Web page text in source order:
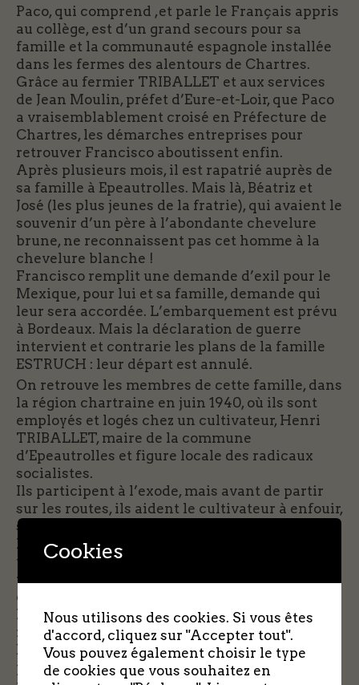
Paco, qui comprend ,et parle le Français appris
au collège, est d’un grand secours pour sa
famille et la communauté espagnole installée
dans les fermes des alentours de Chartres.
Grâce au fermier TRIBALLET et aux services
de Jean Moulin, préfet d’Eure-et-Loir, que Paco
a vraisemblablement croisé en Préfecture de
Chartres, les démarches entreprises pour
retrouver Francisco aboutissent enfin.
Après plusieurs mois, il est rapatrié auprès de
sa famille à Epeautrolles. Mais là, Béatriz et
José (les plus jeunes de la fratrie), qui avaient le
souvenir d’un père à l’abondante chevelure
brune, ne reconnaissent pas cet homme à la
chevelure blanche !
Francisco remplit une demande d’exil pour le
Mexique, pour lui et sa famille, demande qui
leur sera accordée. L’embarquement est prévu
à Bordeaux. Mais la déclaration de guerre
intervient et contrarie les plans de la famille
ESTRUCH : leur départ est annulé.
On retrouve les membres de cette famille, dans
la région chartraine en juin 1940, où ils sont
employés et logés chez un cultivateur, Henri
TRIBALLET, maire de la commune
d’Epeautrolles et figure locale des radicaux
socialistes.
Ils participent à l’exode, mais avant de partir
sur les routes, ils aident le cultivateur à enfouir,
sous terre, des objets de valeur.
Paco et sa famille quittent donc la ferme avec
une charette, attelée d’un cheval, chargée de
volailles, vivres, casseroles, matelas,
couvertures, bâches.
Paco qui a pris la direction des opérations et
fort de son expérience de la guerre civile en
Espagne, décide de partir à la tombée de la nuit
pour échapper aux bombardements et aux
Cookies
Nous utilisons des cookies. Si vous êtes
d'accord, cliquez sur "Accepter tout".
Vous pouvez également choisir le type
de cookies que vous souhaitez en